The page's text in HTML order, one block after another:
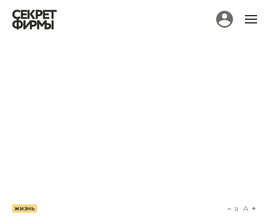
ЖИЗНЬ a A